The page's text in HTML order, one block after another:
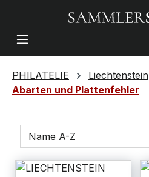
PHILATELIE
Liechtenstein
Abarten und Plattenfehler